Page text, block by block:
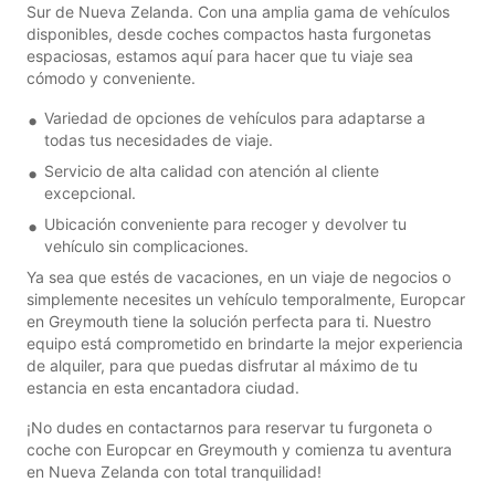
Sur de Nueva Zelanda. Con una amplia gama de vehículos
disponibles, desde coches compactos hasta furgonetas
espaciosas, estamos aquí para hacer que tu viaje sea
cómodo y conveniente.
Variedad de opciones de vehículos para adaptarse a
todas tus necesidades de viaje.
Servicio de alta calidad con atención al cliente
excepcional.
Ubicación conveniente para recoger y devolver tu
vehículo sin complicaciones.
Ya sea que estés de vacaciones, en un viaje de negocios o
simplemente necesites un vehículo temporalmente, Europcar
en Greymouth tiene la solución perfecta para ti. Nuestro
equipo está comprometido en brindarte la mejor experiencia
de alquiler, para que puedas disfrutar al máximo de tu
estancia en esta encantadora ciudad.
¡No dudes en contactarnos para reservar tu furgoneta o
coche con Europcar en Greymouth y comienza tu aventura
en Nueva Zelanda con total tranquilidad!